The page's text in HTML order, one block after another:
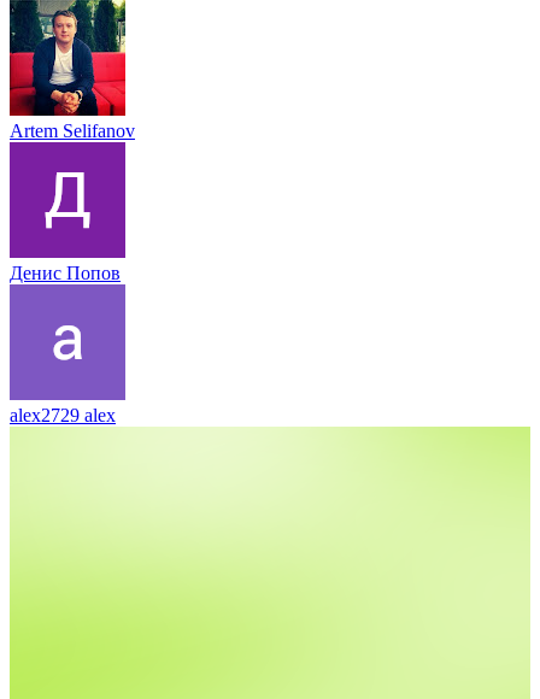
Artem Selifanov
Денис Попов
alex2729 alex